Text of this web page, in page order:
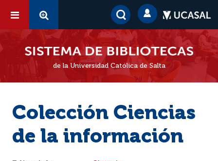
de la Universidad Católica de Salta
Colección Ciencias
de la información